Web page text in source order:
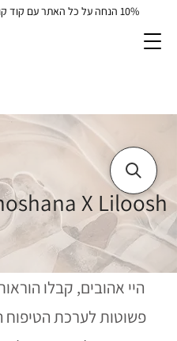
10% הנחה על כל האתר עם קוד קופון glow
X Liloosh
היי אהובים, קבלו
פשוטות לערכת